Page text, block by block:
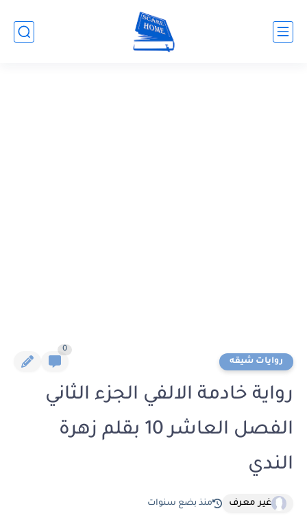
روايات شيقه
0
رواية خادمة الالفي الجزء الثاني
الفصل العاشر 10 بقلم زهرة
الندي
غير معرف منذ بضع سنوات